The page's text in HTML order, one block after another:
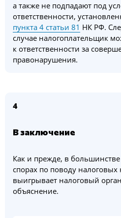
а также не подпадают под
ответственности,
пункта 4 статьи 81 НК РФ.
случае налогоплательщик
к ответственности за
правонарушения.
4
В заключение
Как и прежде, в
спорах по поводу
выигрывает налоговый
объяснение.